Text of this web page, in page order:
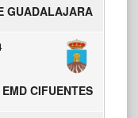
GUADALAJARA
CIFUENTES